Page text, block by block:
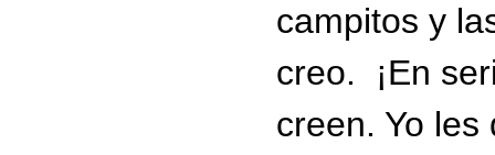
campitos y
creo. ¡En
creen. Yo